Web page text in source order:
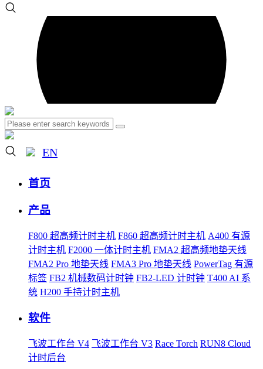
EN
首页
产品
F800 超高频计时主机 F860 超高频计时主机 A400 有源
计时主机 F2000 一体计时主机 FMA2 超高频地垫天线
FMA2 Pro 地垫天线 FMA3 Pro 地垫天线 PowerTag 有源
标签 FB2 机械数码计时钟 FB2-LED 计时钟 T400 AI 系
统 H200 手持计时主机
软件
飞波工作台 V4 飞波工作台 V3 Race Torch RUN8 Cloud
计时后台